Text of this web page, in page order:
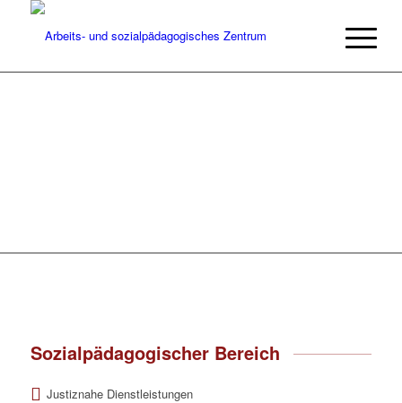
Sozialpädagogischer Bereich
Justiznahe Dienstleistungen